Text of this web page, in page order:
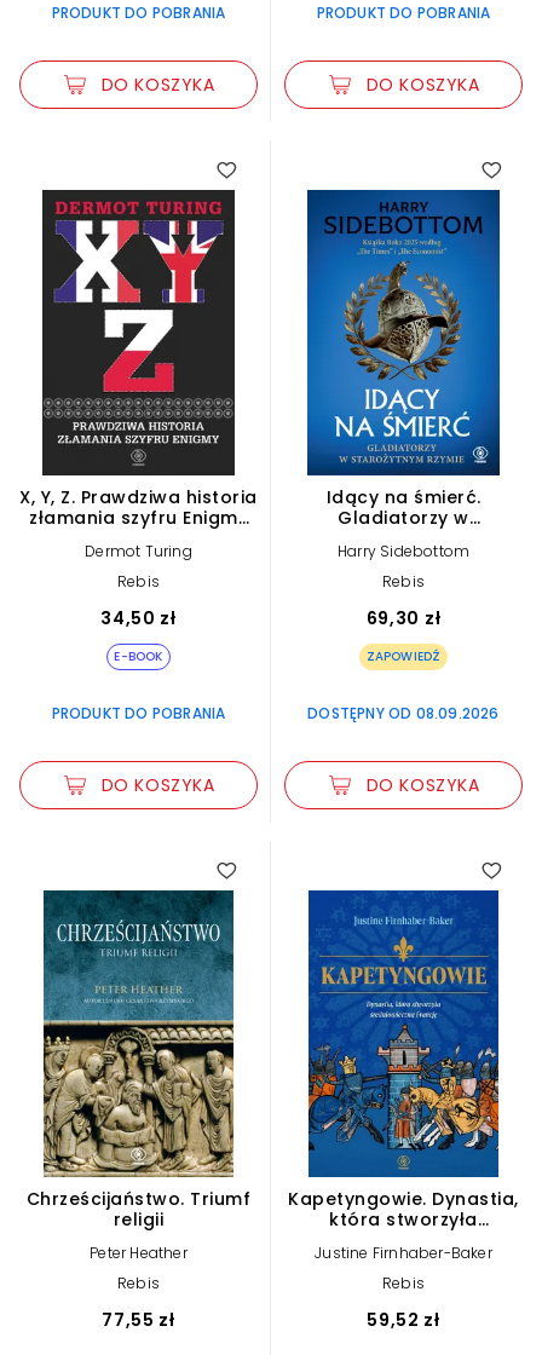
PRODUKT DO POBRANIA
DO KOSZYKA
PRODUKT DO POBRANIA
DO KOSZYKA
X, Y, Z. Prawdziwa historia
złamania szyfru Enigmy
Dermot Turing
Rebis
34,50 zł
E-BOOK
PRODUKT DO POBRANIA
DO KOSZYKA
Idący na śmierć.
Gladiatorzy w
Harry Sidebottom
Rebis
69,30 zł
ZAPOWIEDŹ
DOSTĘPNY OD 08.09.2026
DO KOSZYKA
Chrześcijaństwo. Triumf
religii
Peter Heather
Rebis
77,55 zł
Kapetyngowie. Dynastia,
która stworzyła
Justine Firnhaber-Baker
Rebis
59,52 zł